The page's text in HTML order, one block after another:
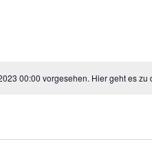
00:00 vorgesehen. Hier geht es zu